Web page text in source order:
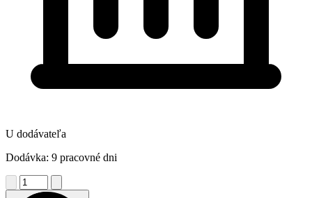
U dodávateľa
Dodávka: 9 pracovné dni